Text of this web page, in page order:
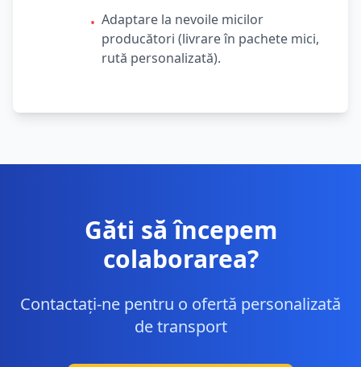
• Adaptare la nevoile micilor
producători (livrare în pachete mici,
rută personalizată).
Găti să începem
colaborarea?
Contactați-ne pentru o ofertă personalizată
de transport